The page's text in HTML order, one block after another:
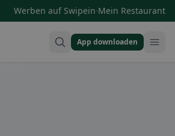
Werben auf Swipein·Mein Restaurant
App downloaden